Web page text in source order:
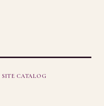
SITE CATALOG